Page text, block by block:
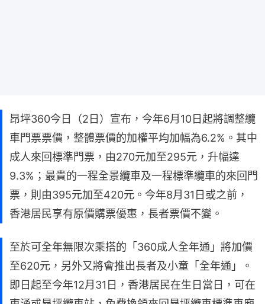
昂坪360今日（2日）宣布，今年6月10日起將調整纜
車門票票價，整體票價的加權平均加幅為6.2%。其中
成人來回標準門票，由270元加至295元，升幅達
9.3%；最貴的一程全景纜車及一程標準纜車的來回門
票，則由395元加至420元。今年8月31日或之前，
香港居民享有原價購票優惠，長者票價不變。
至於可全年無限次乘搭的「360成人全年通」將加價
至620元，另外又將會推出長者及小童「全年通」。
即日起至今年12月31日，香港居民在生日當日，可在